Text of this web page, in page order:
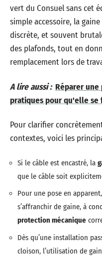
vert du Consuel sans cet
simple accessoire, la
discrète, et souvent
des plafonds, tout en
remplacement lors de
A lire aussi : Réparer
pratiques pour qu'elle
Pour clarifier
contextes, voici les
Si le câble est encastré, la
que le câble soit
Pour une pose en
s’affranchir de gaine, à
protection mécanique
Dès qu’une installation
cloison, l’utilisation de